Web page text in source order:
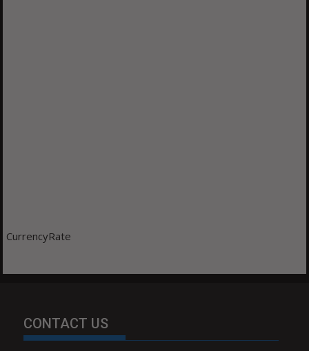
CurrencyRate
CONTACT US